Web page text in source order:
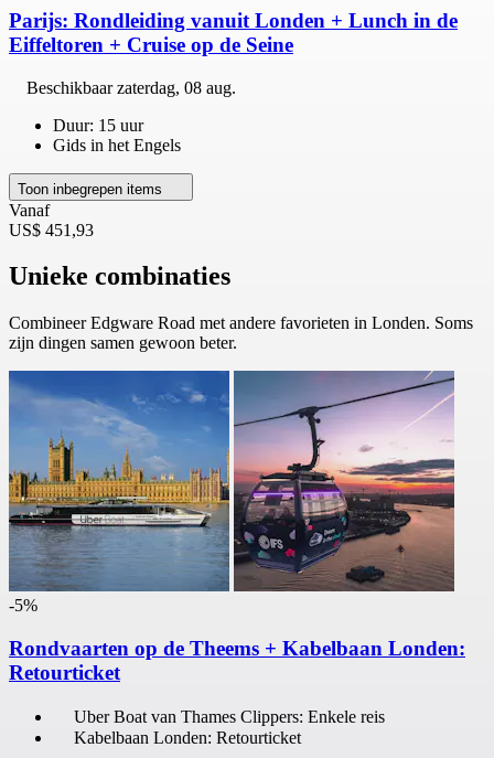
Parijs: Rondleiding vanuit Londen + Lunch in de
Eiffeltoren + Cruise op de Seine
Beschikbaarzaterdag, 08 aug.
Duur: 15 uur
Gids in het Engels
Toon inbegrepen items
Vanaf
US$ 451,93
Unieke combinaties
Combineer Edgware Road met andere favorieten in Londen. Soms
zijn dingen samen gewoon beter.
-5%
Rondvaarten op de Theems + Kabelbaan Londen:
Retourticket
Uber Boat van Thames Clippers: Enkele reis
Kabelbaan Londen: Retourticket